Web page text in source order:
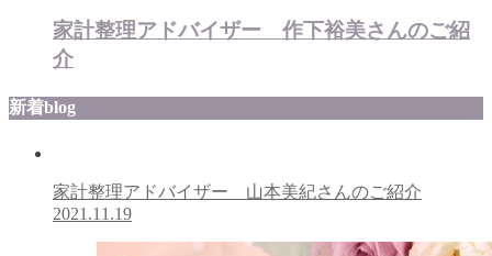
家計整理アドバイザー 作下裕美さんのご紹
介
新着blog
家計整理アドバイザー 山本美紀さんのご紹介
2021.11.19